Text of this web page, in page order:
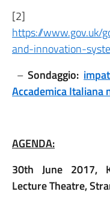
[2]
https://www.gov.uk/
and-innovation-
–Sondaggio:
Accademica Italiana
AGENDA:
30th June 2017,
Lecture Theatre,